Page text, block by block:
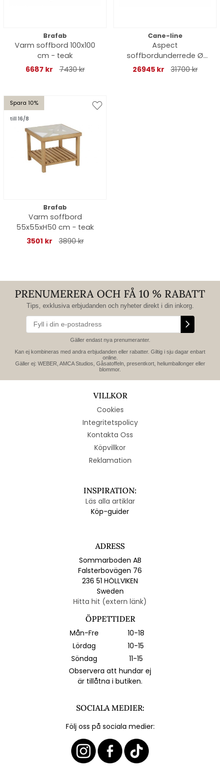
Brafab
Varm soffbord 100x100
cm - teak
6687 kr
7430 kr
Cane-line
Aspect
soffbordunderrede Ø
144 H31 cm - teak
26945 kr 31700 kr
Spara 10%
till 16/8
Brafab
Varm soffbord
55x55xH50 cm - teak
3501 kr
3890 kr
PRENUMERERA OCH FÅ 10 % RABATT
Tips, exklusiva erbjudanden och nyheter direkt i din inkorg.
Gäller endast nya prenumeranter.
Kan ej kombineras med andra erbjudanden eller rabatter. Giltig i sju dagar enbart
online.
Gäller ej: WEBER, AMCA Studios, Gåsatoffeln, presentkort, heliumballonger eller
blommor.
VILLKOR
Cookies
Integritetspolicy
Kontakta Oss
Köpvillkor
Reklamation
INSPIRATION:
Läs alla artiklar
Köp-guider
ADRESS
Sommarboden AB
Falsterbovägen 76
236 51 HÖLLVIKEN
Sweden
Hitta hit (extern länk)
ÖPPETTIDER
Mån-Fre
10-18
Lördag
10-15
Söndag
11-15
Observera att hundar ej
är tillåtna i butiken.
SOCIALA MEDIER:
Följ oss på sociala medier: